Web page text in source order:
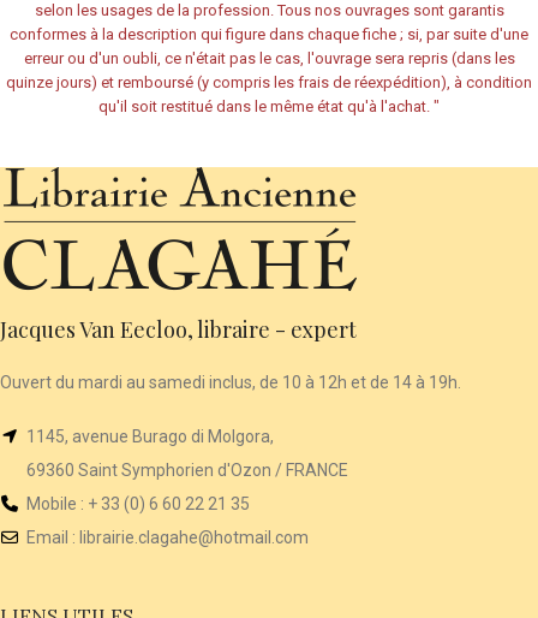
selon les usages de la profession. Tous nos ouvrages sont garantis
conformes à la description qui figure dans chaque fiche ; si, par suite d'une
erreur ou d'un oubli, ce n'était pas le cas, l'ouvrage sera repris (dans les
quinze jours) et remboursé (y compris les frais de réexpédition), à condition
qu'il soit restitué dans le même état qu'à l'achat. "
Jacques Van Eecloo, libraire - expert
Ouvert du mardi au samedi inclus, de 10 à 12h et de 14 à 19h.
1145, avenue Burago di Molgora,
69360 Saint Symphorien d'Ozon / FRANCE
Mobile : + 33 (0) 6 60 22 21 35
Email : librairie .clagahe@hotmail.com